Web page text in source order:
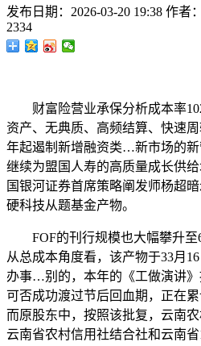
发布日期： 2026-03-20 19:38 作者：
2334
财富险营业承保分析成本率
资产、无典质、高频结算、快速
年起遏制新增融资类…新市场的新
继续为盟国人寿的高质量成长供
国银河证券首席策略阐发师杨超
硬科技从题基金产物。
FOF的刊行规模也大幅攀升至
从总成本角度看，该产物于33月
办事…别的，本年的《工做演讲
可否成功渡过节后回血期，正在累
而原股东中，按照该批复，云南
云南省农村信用社结合社和云南省